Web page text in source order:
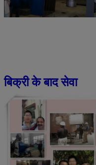
बिक्री के बाद सेवा